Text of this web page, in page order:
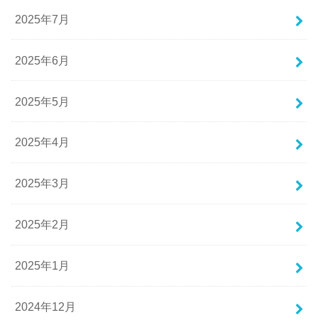
2025年7月
2025年6月
2025年5月
2025年4月
2025年3月
2025年2月
2025年1月
2024年12月